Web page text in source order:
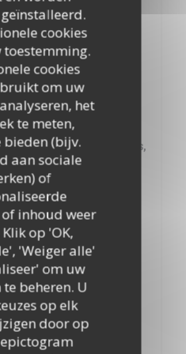
cookies
toestemming.
cookies
om uw
het
te meten,
bieden (bijv.
aan sociale
of
inhoud weer
op 'OK,
'Weiger alle'
om uw
beheren. U
op elk
door op
EUR
et abattue en France.
sauce à l'orange
EUR
préparé par nos soins,
EUR
tabasco, jaune d'œuf. Viande
et abattue en France
miel du jardin et
EUR
température
fraîcheur